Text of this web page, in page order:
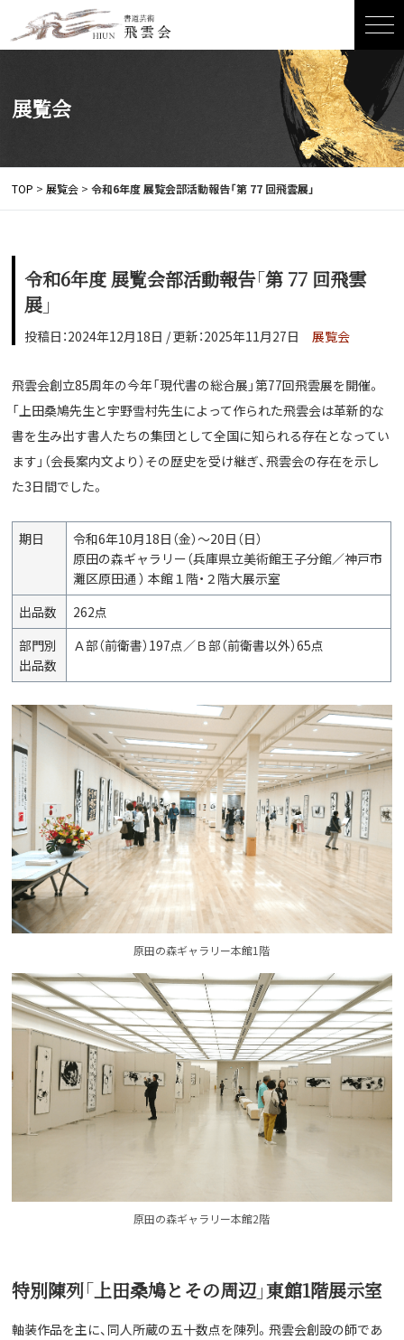
ン
展覧会
TOP > 展覧会 >令和6年度 展覧会部活動報告「第 77 回飛雲展」
令和6年度 展覧会部活動報告「第 77 回飛雲
展」
投稿日：2024年12月18日 / 更新：2025年11月27日 展覧会
飛雲会創立85周年の今年「現代書の総合展」第77回飛雲展を開催。
「上田桑鳩先生と宇野雪村先生によって作られた飛雲会は革新的な
書を生み出す書人たちの集団として全国に知られる存在となってい
ます」（会長案内文より）その歴史を受け継ぎ、飛雲会の存在を示し
た3日間でした。
期日
令和6年10月18日（金）～20日（日）
原田の森ギャラリー（兵庫県立美術館王子分館／神戸市
灘区原田通 ） 本館１階・２階大展示室
出品数
262点
部門別
出品数
Ａ部（前衛書）197点／Ｂ部（前衛書以外）65点
原田の森ギャラリー本館1階
原田の森ギャラリー本館2階
特別陳列「上田桑鳩とその周辺」東館1階展示室
軸装作品を主に、同人所蔵の五十数点を陳列。飛雲会創設の師であ